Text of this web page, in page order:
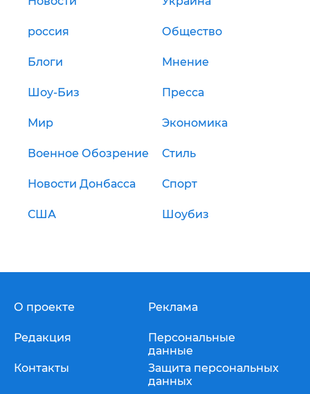
россия Общество
Блоги Мнение
Шоу-Биз Пресса
Мир Экономика
Военное Обозрение Стиль
Новости Донбасса Спорт
США Шоубиз
О проекте
Редакция
Контакты
Реклама
Персональные
данные
Защита персональных
данных